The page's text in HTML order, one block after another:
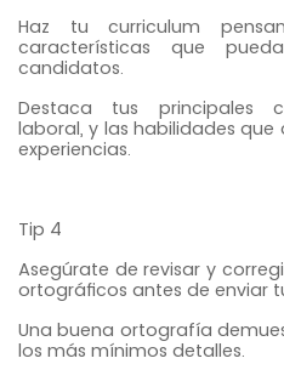
Haz tu curriculum
características que
candidatos.
Destaca tus principales
laboral, y las habilidades
experiencias.
Tip 4
Asegúrate de revisar y
ortográficos antes de enviar
Una buena ortografía
los más mínimos detalles.